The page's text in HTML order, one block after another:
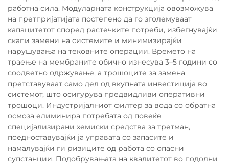
работна сила. Модуларната конструкција овозможува
на претпријатијата постепено да го зголемуваат
капацитетот според растечките потреби, избегнувајќи
скапи замени на системите и минимизирајќи
нарушувања на тековните операции. Времето на
траење на мембраните обично изнесува 3–5 години со
соодветно одржување, а трошоците за замена
претставуваат само дел од вкупната инвестиција во
системот, што осигурува предвидливи оперативни
трошоци. Индустријалниот филтер за вода со обратна
осмоза елиминира потребата од повеќе
специјализирани хемиски средства за третман,
поедноставувајќи ја управата со запасите и
намалувајќи ги ризиците од работа со опасни
супстанции. Подобрувањата на квалитетот во подолни